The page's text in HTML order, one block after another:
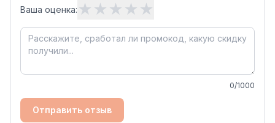
Ваша оценка: ★ ★ ★ ★ ★
0/1000
Отправить отзыв